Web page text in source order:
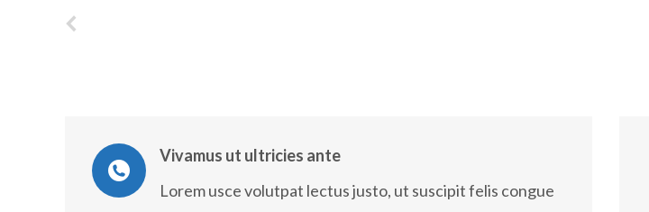
Vivamus ut ultricies ante
Lorem usce volutpat lectus justo, ut suscipit felis congue
et netus et
eque pellentesque,
Senectus et netus et malesuada fames ac turpis egestas.
Fusce nec ipsum. Nam eget neque pellentesque, efficitur